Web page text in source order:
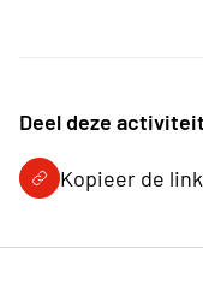
Deel deze
Kopieer de